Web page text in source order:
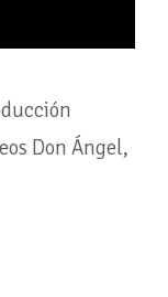
Don Ángel,